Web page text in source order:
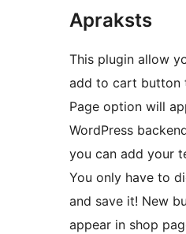
Apraksts
This plugin allow
add to cart button
Page option will
WordPress
you can add your
You only have to
and save it! New
appear in shop